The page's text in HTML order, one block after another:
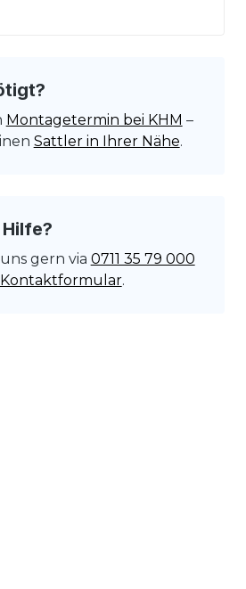
Montagetermin bei KHM –
Sattler in Ihrer Nähe.
gern via 0711 35 79 000
Kontaktformular.